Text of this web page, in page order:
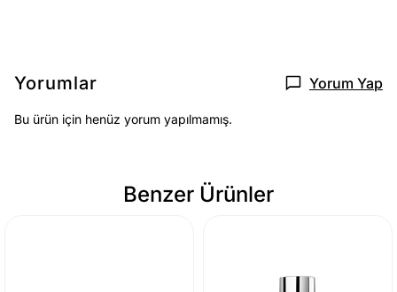
Yorumlar Yorum Yap
Bu ürün için henüz yorum yapılmamış.
Benzer Ürünler